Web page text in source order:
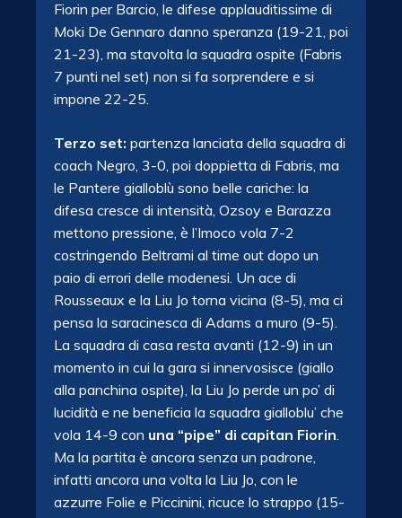
Fiorin per Barcio, le difese applauditissime di
Moki De Gennaro danno speranza (19-21, poi
21-23), ma stavolta la squadra ospite (Fabris
7 punti nel set) non si fa sorprendere e si
impone 22-25.
Terzo set: partenza lanciata della squadra di
coach Negro, 3-0, poi doppietta di Fabris, ma
le Pantere gialloblù sono belle cariche: la
difesa cresce di intensità, Ozsoy e Barazza
mettono pressione, è l’Imoco vola 7-2
costringendo Beltrami al time out dopo un
paio di errori delle modenesi. Un ace di
Rousseaux e la Liu Jo torna vicina (8-5), ma ci
pensa la saracinesca di Adams a muro (9-5).
La squadra di casa resta avanti (12-9) in un
momento in cui la gara si innervosisce (giallo
alla panchina ospite), la Liu Jo perde un po’ di
lucidità e ne beneficia la squadra gialloblu’ che
vola 14-9 con una “pipe” di capitan Fiorin.
Ma la partita è ancora senza un padrone,
infatti ancora una volta la Liu Jo, con le
azzurre Folie e Piccinini, ricuce lo strappo (15-